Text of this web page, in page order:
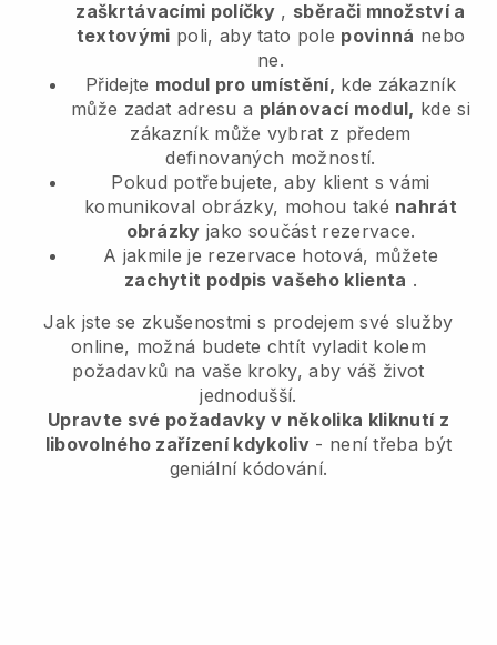
zaškrtávacími políčky , sběrači množství a
textovými poli, aby tato pole povinná nebo
ne.
Přidejte modul pro umístění, kde zákazník
může zadat adresu a plánovací modul, kde si
zákazník může vybrat z předem
definovaných možností.
Pokud potřebujete, aby klient s vámi
komunikoval obrázky, mohou také nahrát
obrázky jako součást rezervace.
A jakmile je rezervace hotová, můžete
zachytit podpis vašeho klienta .
Jak jste se zkušenostmi s prodejem své služby
online, možná budete chtít vyladit kolem
požadavků na vaše kroky, aby váš život
jednodušší.
Upravte své požadavky v několika kliknutí z
libovolného zařízení kdykoliv- není třeba být
geniální kódování.